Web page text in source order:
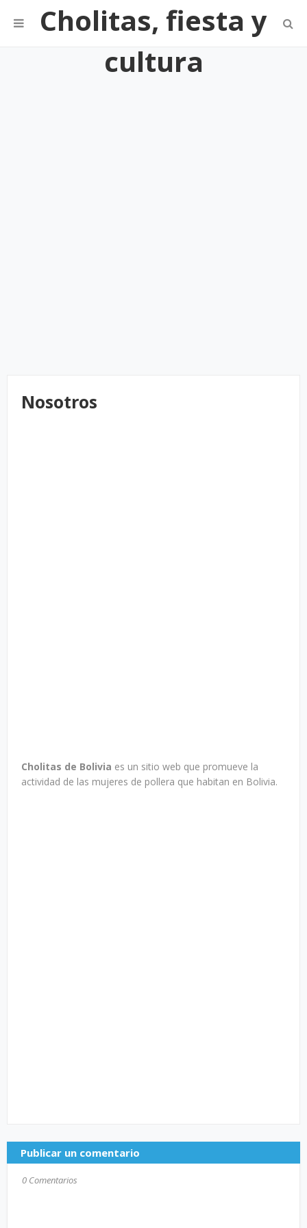
Cholitas, fiesta y
cultura
Nosotros
Cholitas de Bolivia es un sitio web que promueve la
actividad de las mujeres de pollera que habitan en Bolivia.
Publicar un comentario
0 Comentarios